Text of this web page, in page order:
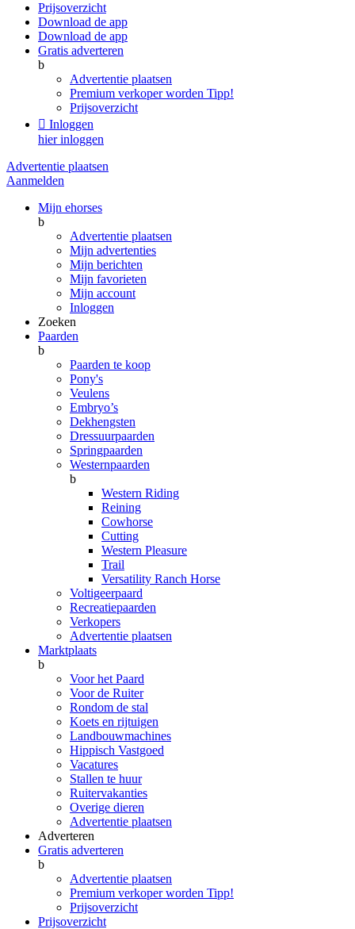
Prijsoverzicht
Download de app
Download de app
Gratis adverteren
b
Advertentie plaatsen
Premium verkoper worden Tipp!
Prijsoverzicht
 Inloggen
hier inloggen
Advertentie plaatsen
Aanmelden
Mijn ehorses
b
Advertentie plaatsen
Mijn advertenties
Mijn berichten
Mijn favorieten
Mijn account
Inloggen
Zoeken
Paarden
b
Paarden te koop
Pony's
Veulens
Embryo’s
Dekhengsten
Dressuurpaarden
Springpaarden
Westernpaarden
b
Western Riding
Reining
Cowhorse
Cutting
Western Pleasure
Trail
Versatility Ranch Horse
Voltigeerpaard
Recreatiepaarden
Verkopers
Advertentie plaatsen
Marktplaats
b
Voor het Paard
Voor de Ruiter
Rondom de stal
Koets en rijtuigen
Landbouwmachines
Hippisch Vastgoed
Vacatures
Stallen te huur
Ruitervakanties
Overige dieren
Advertentie plaatsen
Adverteren
Gratis adverteren
b
Advertentie plaatsen
Premium verkoper worden Tipp!
Prijsoverzicht
Prijsoverzicht